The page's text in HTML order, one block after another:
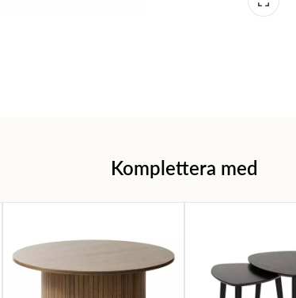
Komplettera med